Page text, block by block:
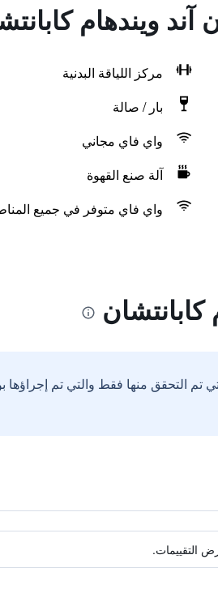
ويندهام
مركز اللياقة البدنية
بار / صالة
واي فاي مجاني
آلة صنع القهوة
واي فاي متوفر في جميع
تم التحقق منها فقط والتي تم
التقييمات.